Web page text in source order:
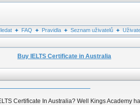
FAQ Pravidla Seznam uživatelů
Buy IELTS Certificate in Australia
Certificate In Australia? Well Kings Academy